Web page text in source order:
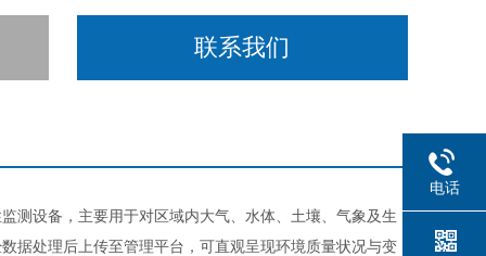
联系我们
测设备，主要用于对区域内大气、水体、土壤、气象及生
据处理后上传至管理平台，可直观呈现环境质量状况与变
电话